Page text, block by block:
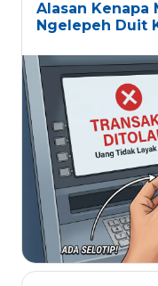
Alasan Kenapa
Ngelepeh Duit